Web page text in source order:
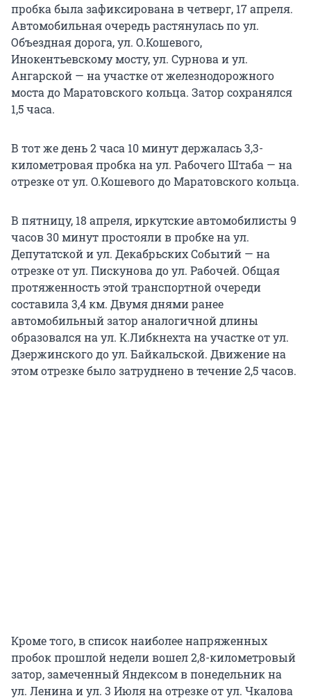
пробка была зафиксирована в четверг, 17 апреля.
Автомобильная очередь растянулась по ул.
Объездная дорога, ул. О.Кошевого,
Инокентьевскому мосту, ул. Сурнова и ул.
Ангарской — на участке от железнодорожного
моста до Маратовского кольца. Затор сохранялся
1,5 часа.
В тот же день 2 часа 10 минут держалась 3,3-
километровая пробка на ул. Рабочего Штаба — на
отрезке от ул. О.Кошевого до Маратовского кольца.
В пятницу, 18 апреля, иркутские автомобилисты 9
часов 30 минут простояли в пробке на ул.
Депутатской и ул. Декабрьских Событий — на
отрезке от ул. Пискунова до ул. Рабочей. Общая
протяженность этой транспортной очереди
составила 3,4 км. Двумя днями ранее
автомобильный затор аналогичной длины
образовался на ул. К.Либкнехта на участке от ул.
Дзержинского до ул. Байкальской. Движение на
этом отрезке было затруднено в течение 2,5 часов.
Кроме того, в список наиболее напряженных
пробок прошлой недели вошел 2,8-километровый
затор, замеченный Яндексом в понедельник на
ул. Ленина и ул. 3 Июля на отрезке от ул. Чкалова